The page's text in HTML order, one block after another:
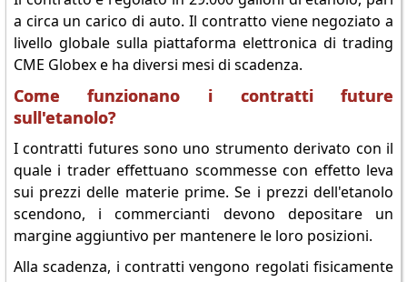
a circa un carico di auto. Il contratto viene negoziato a
livello globale sulla piattaforma elettronica di trading
CME Globex e ha diversi mesi di scadenza.
Come funzionano i contratti future
sull'etanolo?
I contratti futures sono uno strumento derivato con il
quale i trader effettuano scommesse con effetto leva
sui prezzi delle materie prime. Se i prezzi dell'etanolo
scendono, i commercianti devono depositare un
margine aggiuntivo per mantenere le loro posizioni.
Alla scadenza, i contratti vengono regolati fisicamente